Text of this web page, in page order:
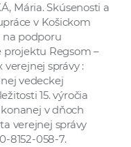
Mária. Skúsenosti a
v Košickom
na podporu
Regsom –
verejnej správy :
vedeckej
15. výročia
v dňoch
verejnej správy
8152-058-7.